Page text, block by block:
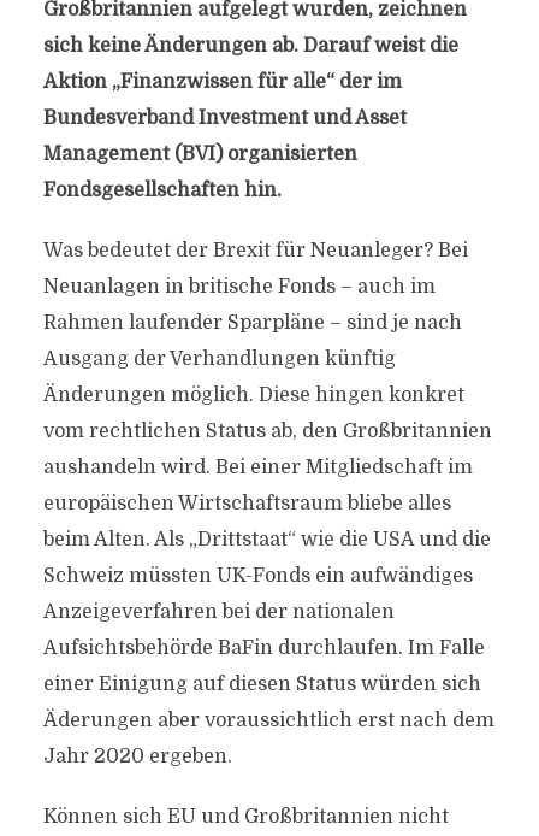
Großbritannien aufgelegt wurden, zeichnen
sich keine Änderungen ab. Darauf weist die
Aktion „Finanzwissen für alle“ der im
Bundesverband Investment und Asset
Management (BVI) organisierten
Fondsgesellschaften hin.
Was bedeutet der Brexit für Neuanleger? Bei
Neuanlagen in britische Fonds – auch im
Rahmen laufender Sparpläne – sind je nach
Ausgang der Verhandlungen künftig
Änderungen möglich. Diese hingen konkret
vom rechtlichen Status ab, den Großbritannien
aushandeln wird. Bei einer Mitgliedschaft im
europäischen Wirtschaftsraum bliebe alles
beim Alten. Als „Drittstaat“ wie die USA und die
Schweiz müssten UK-Fonds ein aufwändiges
Anzeigeverfahren bei der nationalen
Aufsichtsbehörde BaFin durchlaufen. Im Falle
einer Einigung auf diesen Status würden sich
Äderungen aber voraussichtlich erst nach dem
Jahr 2020 ergeben.
Können sich EU und Großbritannien nicht